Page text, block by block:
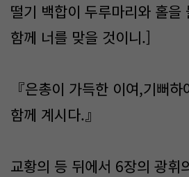
떨기 백합이 두루마리와 홀을
함께 너를 맞을 것이니.]
『은총이 가득한 이여,기뻐
함께 계시다.』
교황의 등 뒤에서 6장의 광휘